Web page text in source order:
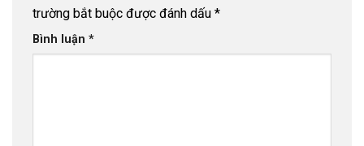
trường bắt buộc được đánh dấu *
Bình luận *